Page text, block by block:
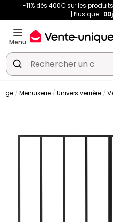
-11% dès 400€ sur les
Plus que : 00j
Menu
Menuiserie Univers verrière